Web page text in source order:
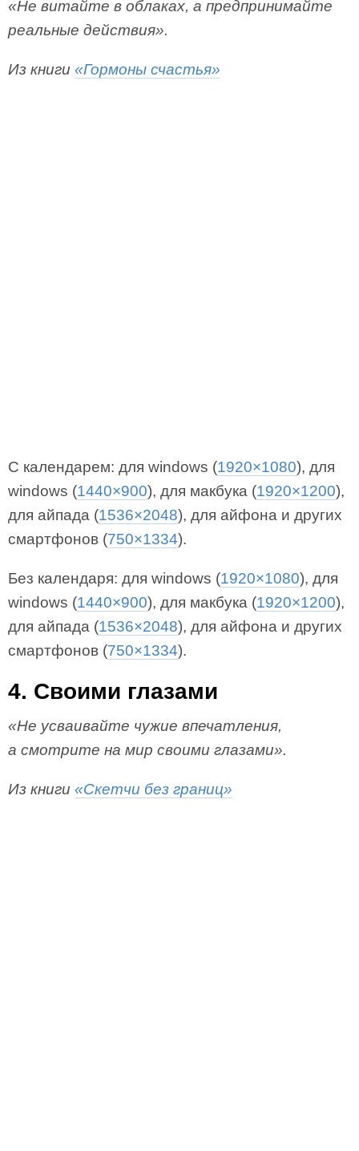
«Не витайте в облаках, а предпринимайте
реальные действия».
Из книги «Гормоны счастья»
С календарем: для windows (1920×1080), для
windows (1440×900), для макбука (1920×1200),
для айпада (1536×2048), для айфона и других
смартфонов (750×1334).
Без календаря: для windows (1920×1080), для
windows (1440×900), для макбука (1920×1200),
для айпада (1536×2048), для айфона и других
смартфонов (750×1334).
4. Своими глазами
«Не усваивайте чужие впечатления,
а смотрите на мир своими глазами».
Из книги «Скетчи без границ»